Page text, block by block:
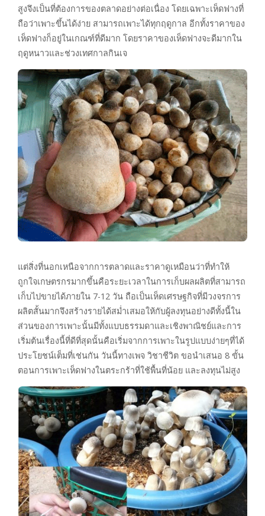
สูงจึงเป็นที่ต้องการของตลาดอย่างต่อเนื่อง โดยเฉพาะเห็ดฟางที่
ถือว่าเพาะขึ้นได้ง่าย สามารถเพาะได้ทุกฤดูกาล อีกทั้งราคาของ
เห็ดฟางก็อยู่ในเกณฑ์ที่ดีมาก โดยราคาของเห็ดฟางจะดีมากใน
ฤดูหนาวและช่วงเทศกาลกินเจ
แต่สิ่งที่นอกเหนือจากการตลาดและราคาดูเหมือนว่าที่ทำให้
ถูกใจเกษตรกรมากขึ้นคือระยะเวลาในการเก็บผลผลิตที่สามารถ
เก็บไปขายได้ภายใน 7-12 วัน ถือเป็นเห็ดเศรษฐกิจที่มีวงจรการ
ผลิตสั้นมากจึงสร้างรายได้สม่ำเสมอให้กับผู้ลงทุนอย่างดีทั้งนี้ใน
ส่วนของการเพาะนั้นมีทั้งแบบธรรมดาและเชิงพาณิชย์และการ
เริ่มต้นเรื่องนี้ที่ดีที่สุดนั้นคือเริ่มจากการเพาะในรูปแบบง่ายๆที่ได้
ประโยชน์เต็มที่เช่นกัน วันนี้ทางเพจ วิชาชีวิต ขอนำเสนอ 8 ขั้น
ตอนการเพาะเห็ดฟางในตระกร้าที่ใช้พื้นที่น้อย และลงทุนไม่สูง